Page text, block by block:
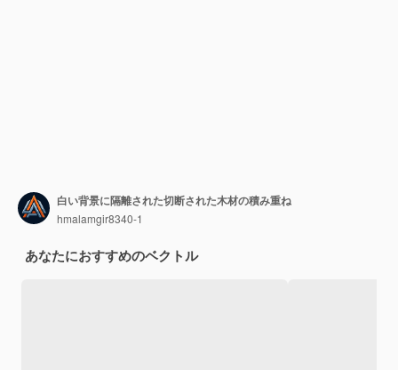
白い背景に隔離された切断された木材の積み重ね
hmalamgir8340-1
あなたにおすすめのベクトル